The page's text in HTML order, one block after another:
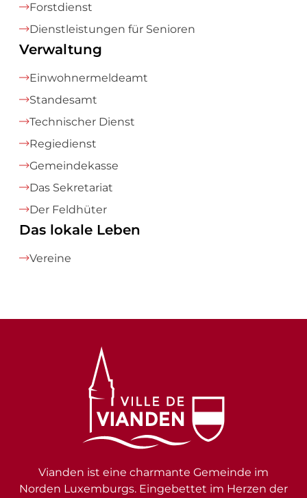
Forstdienst
Dienstleistungen für Senioren
Verwaltung
Einwohnermeldeamt
Standesamt
Technischer Dienst
Regiedienst
Gemeindekasse
Das Sekretariat
Der Feldhüter
Das lokale Leben
Vereine
Vianden ist eine charmante Gemeinde im
Norden Luxemburgs. Eingebettet im Herzen der